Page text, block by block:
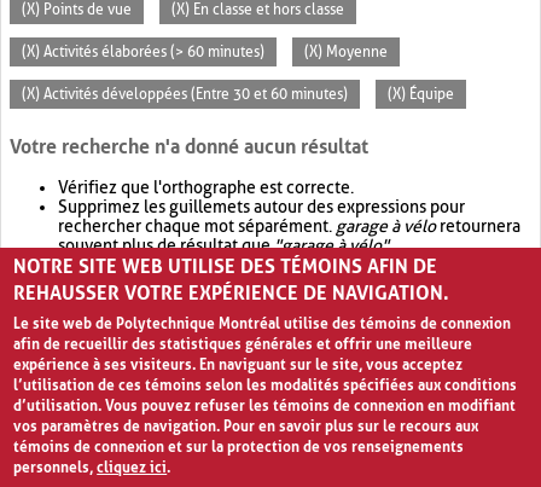
(X) Points de vue (X) En classe et hors classe
(X) Activités élaborées (> 60 minutes) (X) Moyenne
(X) Activités développées (Entre 30 et 60 minutes) (X) Équipe
Votre recherche n'a donné aucun résultat
Vérifiez que l'orthographe est correcte.
Supprimez les guillemets autour des expressions pour
rechercher chaque mot séparément. garage à véloretournera
souvent plus de résultat que"garage à vélo".
Envisagez d'élargir votre recherche avec OR.garage OR vélo
retournera souvent plus de résultat quegarage à vélo
NOTRE SITE WEB UTILISE DES TÉMOINS AFIN DE
REHAUSSER VOTRE EXPÉRIENCE DE NAVIGATION.
Le site web de Polytechnique Montréal utilise des témoins de connexion
afin de recueillir des statistiques générales et offrir une meilleure
expérience à ses visiteurs. En naviguant sur le site, vous acceptez
l’utilisation de ces témoins selon les modalités spécifiées aux conditions
d’utilisation. Vous pouvez refuser les témoins de connexion en modifiant
vos paramètres de navigation. Pour en savoir plus sur le recours aux
témoins de connexion et sur la protection de vos renseignements
personnels,cliquez ici.